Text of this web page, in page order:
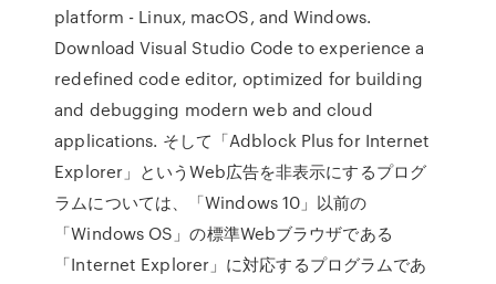
platform - Linux, macOS, and Windows.
Download Visual Studio Code to experience a
redefined code editor, optimized for building
and debugging modern web and cloud
applications. そして「Adblock Plus for Internet
Explorer」というWeb広告を非表示にするプログ
ラムについては、「Windows 10」以前の
「Windows OS」の標準Webブラウザである
「Internet Explorer」に対応するプログラムであ